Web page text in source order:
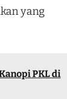
yang
PKL di